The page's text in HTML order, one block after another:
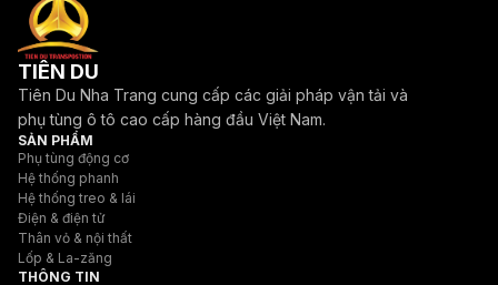
TIÊN DU
Tiên Du Nha Trang cung cấp các giải pháp vận tải và
phụ tùng ô tô cao cấp hàng đầu Việt Nam.
SẢN PHẨM
Phụ tùng động cơ
Hệ thống phanh
Hệ thống treo & lái
Điện & điện tử
Thân vỏ & nội thất
Lốp & La-zăng
THÔNG TIN